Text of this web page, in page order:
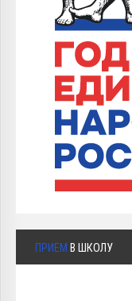
ПРИЕМ В ШКОЛУ